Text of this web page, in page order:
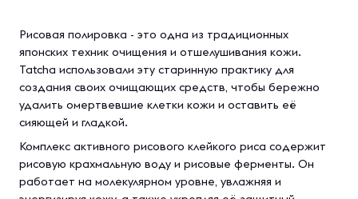
Рисовая полировка - это одна из традиционных
японских техник очищения и отшелушивания кожи.
Tatcha использовали эту старинную практику для
создания своих очищающих средств, чтобы бережно
удалить омертвевшие клетки кожи и оставить её
сияющей и гладкой.
Комплекс активного рисового клейкого риса содержит
рисовую крахмальную воду и рисовые ферменты. Он
работает на молекулярном уровне, увлажняя и